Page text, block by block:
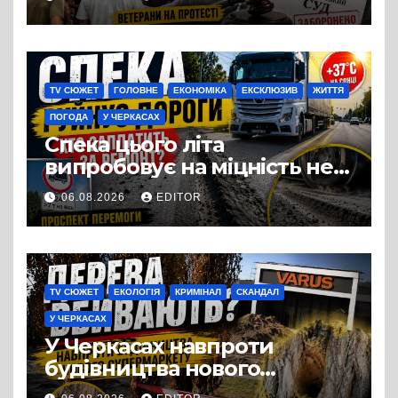
підприємства ТОВ «Омега
Три», що займається
виробництвом м’яса птиці
TV СЮЖЕТ ГОЛОВНЕ ЕКОНОМІКА ЕКСКЛЮЗИВ ЖИТТЯ
ПОГОДА У ЧЕРКАСАХ
Спека цього літа
випробовує на міцність не
лише людей, а й дороги
Черкас
06.08.2026 EDITOR
TV СЮЖЕТ ЕКОЛОГІЯ КРИМІНАЛ СКАНДАЛ
У ЧЕРКАСАХ
У Черкасах навпроти
будівництва нового
супермаркету VARUS на